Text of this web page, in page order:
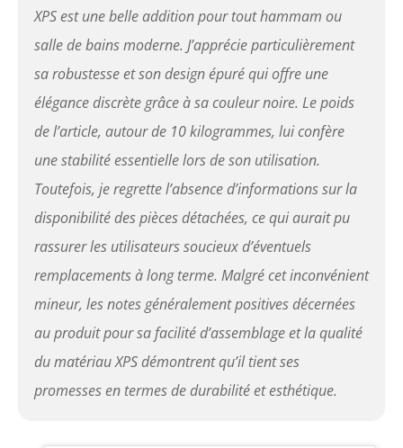
XPS est une belle addition pour tout hammam ou
salle de bains moderne. J’apprécie particulièrement
sa robustesse et son design épuré qui offre une
élégance discrète grâce à sa couleur noire. Le poids
de l’article, autour de 10 kilogrammes, lui confère
une stabilité essentielle lors de son utilisation.
Toutefois, je regrette l’absence d’informations sur la
disponibilité des pièces détachées, ce qui aurait pu
rassurer les utilisateurs soucieux d’éventuels
remplacements à long terme. Malgré cet inconvénient
mineur, les notes généralement positives décernées
au produit pour sa facilité d’assemblage et la qualité
du matériau XPS démontrent qu’il tient ses
promesses en termes de durabilité et esthétique.